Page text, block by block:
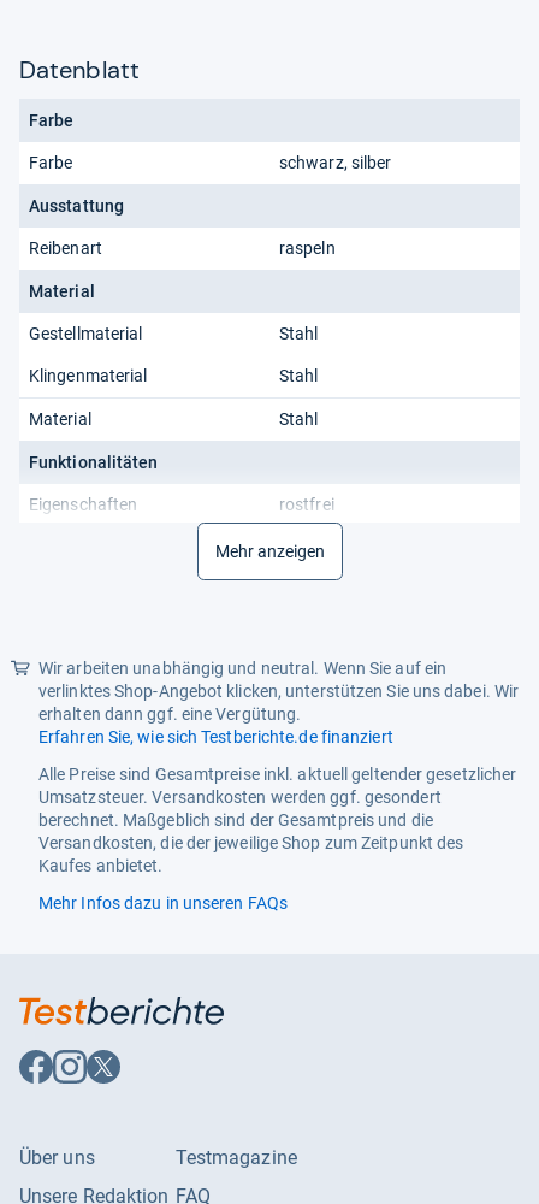
Datenblatt
Farbe
Farbe schwarz, silber
Ausstattung
Reibenart raspeln
Material
Gestellmaterial Stahl
Klingenmaterial Stahl
Material Stahl
Funktionalitäten
Eigenschaften rostfrei
Mehr anzeigen
Wir arbeiten unabhängig und neutral. Wenn Sie auf ein
verlinktes Shop-Angebot klicken, unterstützen Sie uns dabei. Wir
erhalten dann ggf. eine Vergütung.
Erfahren Sie, wie sich Testberichte.de finanziert
Alle Preise sind Gesamtpreise inkl. aktuell geltender gesetzlicher
Umsatzsteuer. Versandkosten werden ggf. gesondert
berechnet. Maßgeblich sind der Gesamtpreis und die
Versandkosten, die der jeweilige Shop zum Zeitpunkt des
Kaufes anbietet.
Mehr Infos dazu in unseren FAQs
Auf
Facebook
Auf
Instagram
Auf
X
Über uns
Unsere Redaktion
Testmagazine
FAQ